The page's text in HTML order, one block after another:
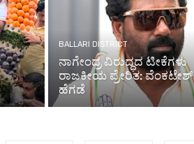
BALLARI DISTRICT
ನಾಗೇಂದ್ರ ವಿರುದ್ಧದ ಟೀಕೆಗಳು
ರಾಜಕೀಯ ಪ್ರೇರಿತ: ವೆಂಕಟೇಶ್
ಹೆಗಡೆ